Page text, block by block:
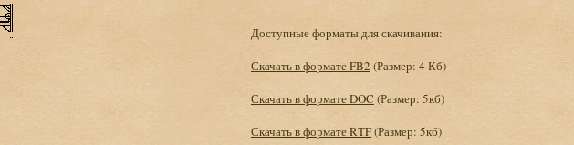
Доступные форматы для скачивания:
Скачать в формате FB2 (Размер: 4 Кб)
Скачать в формате DOC (Размер: 5кб)
Скачать в формате RTF(Размер: 5кб)